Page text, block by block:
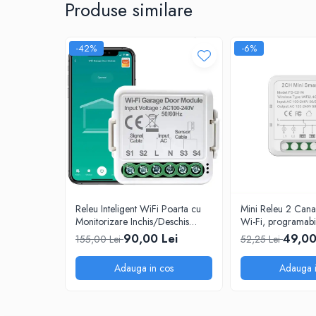
Produse similare
-42%
Releu Inteligent WiFi Poarta cu
Monitorizare Inchis/Deschis
220V Tuya/SmartLife
@SmartWiz
155,00 Lei90,00 Lei
Adauga in cos
-6%
Mini Releu 2
Wi-Fi,
cu app Tuya,
vocal, Alexa,
Home, 10A
52,25 Lei
Adauga